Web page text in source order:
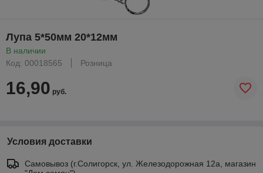
Лупа 5*50мм 20*12мм
В наличии
Код: 00018565
Розница
16,90 руб.
Условия доставки
Самовывоз (г.Солигорск, ул. Железодорожная 12а, магазин